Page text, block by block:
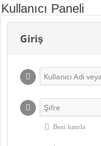
Kullanıcı Paneli
Giriş
Beni hatırla